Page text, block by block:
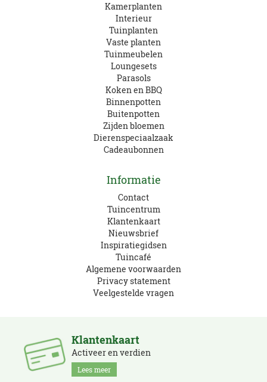
Kamerplanten
Interieur
Tuinplanten
Vaste planten
Tuinmeubelen
Loungesets
Parasols
Koken en BBQ
Binnenpotten
Buitenpotten
Zijden bloemen
Dierenspeciaalzaak
Cadeaubonnen
Informatie
Contact
Tuincentrum
Klantenkaart
Nieuwsbrief
Inspiratiegidsen
Tuincafé
Algemene voorwaarden
Privacy statement
Veelgestelde vragen
Klantenkaart
Activeer en verdien
Lees meer